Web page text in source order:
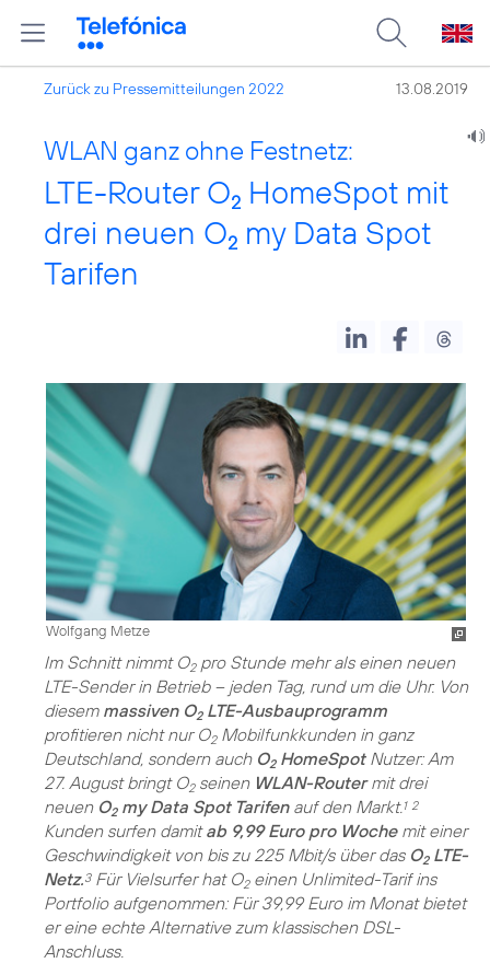
Zurück zu Pressemitteilungen 2022 13.08.2019
WLAN ganz ohne Festnetz:
LTE-Router O2 HomeSpot mit
drei neuen O2 my Data Spot
Tarifen
Wolfgang Metze
Im Schnitt nimmt O2pro Stunde mehr als einen neuen
LTE-Sender in Betrieb – jeden Tag, rund um die Uhr. Von
diesem massiven O2LTE-Ausbauprogramm
profitieren nicht nur O2Mobilfunkkunden in ganz
Deutschland, sondern auch O2HomeSpotNutzer: Am
27. August bringt O2seinen WLAN-Routermit drei
neuen O2my Data Spot Tarifenauf den Markt. 1 2
Kunden surfen damitab 9,99 Euro pro Wochemit einer
Geschwindigkeit von bis zu 225 Mbit/s über das O2LTE-
Netz.3Für Vielsurfer hat O2einen Unlimited-Tarif ins
Portfolio aufgenommen: Für 39,99 Euro im Monat bietet
er eine echte Alternative zum klassischen DSL-
Anschluss.